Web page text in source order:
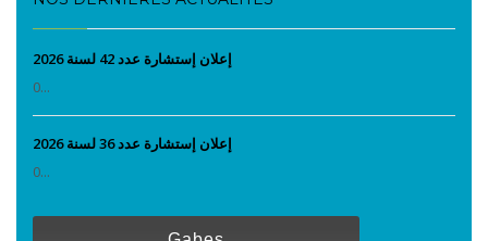
إعلان إستشارة عدد 42 لسنة 2026
0...
إعلان إستشارة عدد 36 لسنة 2026
0...